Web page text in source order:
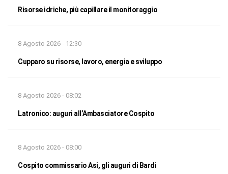
Risorse idriche, più capillare il monitoraggio
8 Agosto 2026 - 12:30
Cupparo su risorse, lavoro, energia e sviluppo
8 Agosto 2026 - 08:02
Latronico: auguri all’Ambasciatore Cospito
8 Agosto 2026 - 08:00
Cospito commissario Asi, gli auguri di Bardi